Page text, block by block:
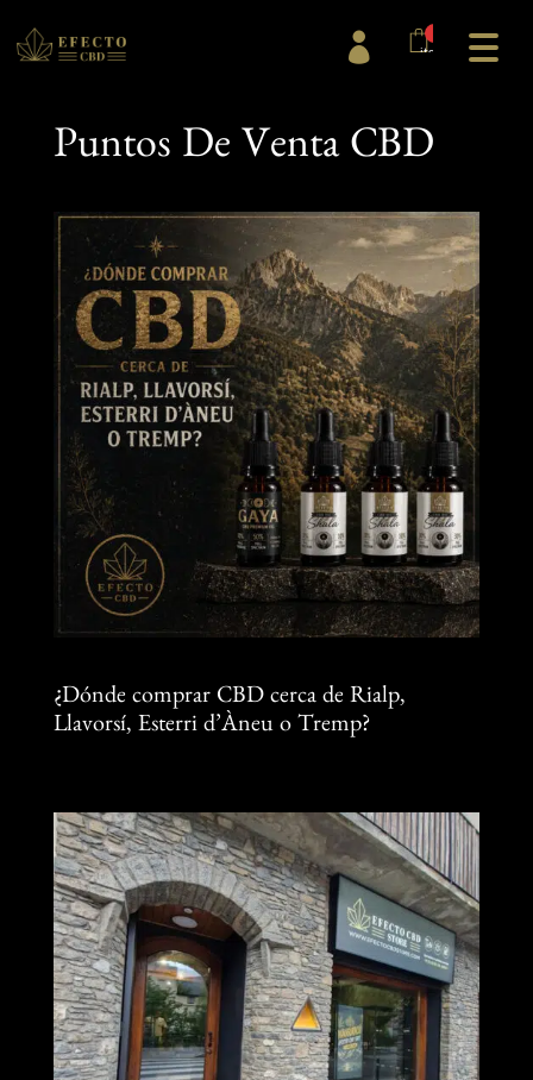
items

Puntos De Venta CBD
¿Dónde comprar CBD cerca de Rialp,
Llavorsí, Esterri d’Àneu o Tremp?